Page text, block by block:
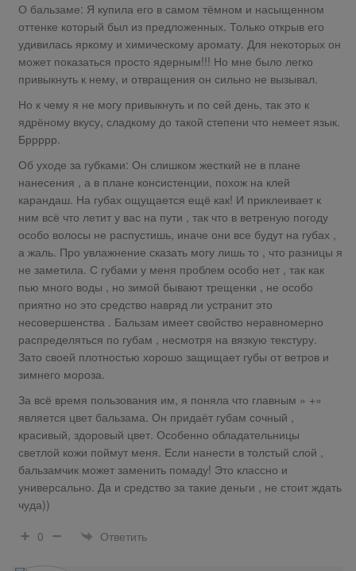
О бальзаме: Я купила его в самом тёмном и насыщенном
оттенке который был из предложенных. Только открыв его
удивилась яркому и химическому аромату. Для некоторых он
может показаться просто ядерным!!! Но мне было легко
привыкнуть к нему, и отвращения он сильно не вызывал.
Но к чему я не могу привыкнуть и по сей день, так это к
ядрёному вкусу, сладкому до такой степени что немеет язык.
Бррррр.
Об уходе за губками: Он слишком жесткий не в плане
нанесения , а в плане консистенции, похож на клей
карандаш. На губах ощущается ещё как! И приклеивает к
ним всё что летит у вас на пути , так что в ветреную погоду
особо волосы не распустишь, иначе они все будут на губах ,
а жаль. Про увлажнение сказать могу лишь то , что разницы я
не заметила. С губами у меня проблем особо нет , так как
пью много воды , но зимой бывают трещенки , не особо
приятно но это средство навряд ли устранит это
несовершенства . Бальзам имеет свойство неравномерно
распределяться по губам , несмотря на вязкую текстуру.
Зато своей плотностью хорошо защищает губы от ветров и
зимнего мороза.
За всё время пользования им, я поняла что главным » +»
является цвет бальзама. Он придаёт губам сочный ,
красивый, здоровый цвет. Особенно обладательницы
светлой кожи поймут меня. Если нанести в толстый слой ,
бальзамчик может заменить помаду! Это классно и
универсально. Да и средство за такие деньги , не стоит ждать
чуда))
0
Ответить